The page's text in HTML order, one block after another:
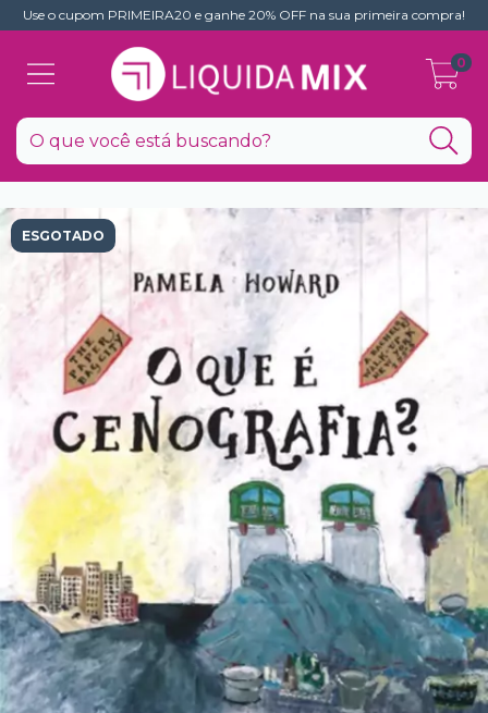
Use o cupom PRIMEIRA20 e ganhe 20% OFF na sua primeira compra!
0
ESGOTADO